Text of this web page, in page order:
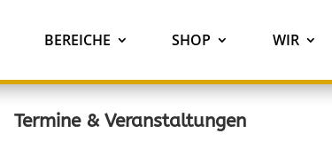
BEREICHE SHOP WIR
Termine & Veranstaltungen